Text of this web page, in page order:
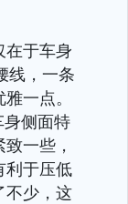
在于车身
线，一条
一点。
身侧面特
一些，
利于压低
不少，这